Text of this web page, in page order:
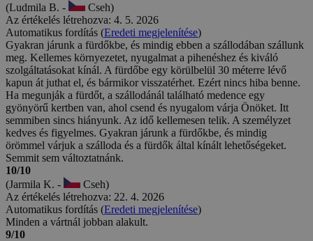
(Ludmila B. -
Cseh)
Az értékelés létrehozva: 4. 5. 2026
Automatikus fordítás (Eredeti megjelenítése)
Gyakran járunk a fürdőkbe, és mindig ebben a szállodában szállunk
meg. Kellemes környezetet, nyugalmat a pihenéshez és kiváló
szolgáltatásokat kínál. A fürdőbe egy körülbelül 30 méterre lévő
kapun át juthat el, és bármikor visszatérhet. Ezért nincs hiba benne.
Ha megunják a fürdőt, a szállodánál található medence egy
gyönyörű kertben van, ahol csend és nyugalom várja Önöket. Itt
semmiben sincs hiányunk. Az idő kellemesen telik. A személyzet
kedves és figyelmes. Gyakran járunk a fürdőkbe, és mindig
örömmel várjuk a szálloda és a fürdők által kínált lehetőségeket.
Semmit sem változtatnánk.
10/10
(Jarmila K. -
Cseh)
Az értékelés létrehozva: 22. 4. 2026
Automatikus fordítás (Eredeti megjelenítése)
Minden a vártnál jobban alakult.
9/10